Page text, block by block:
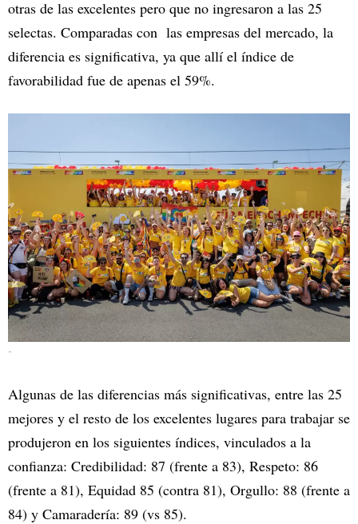
otras de las excelentes pero que no ingresaron a las 25
selectas. Comparadas con las empresas del mercado, la
diferencia es significativa, ya que allí el índice de
favorabilidad fue de apenas el 59%.
-
Algunas de las diferencias más significativas, entre las 25
mejores y el resto de los excelentes lugares para trabajar se
produjeron en los siguientes índices, vinculados a la
confianza: Credibilidad: 87 (frente a 83), Respeto: 86
(frente a 81), Equidad 85 (contra 81), Orgullo: 88 (frente a
84) y Camaradería: 89 (vs 85).